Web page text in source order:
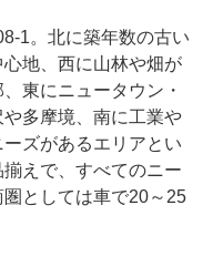
1。北に築年数の古い
地、西に山林や畑が
東にニュータウン・
多摩境、南に工業や
ズがあるエリアとい
えで、すべてのニー
としては車で20～25